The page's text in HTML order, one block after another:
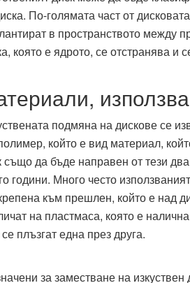
По-голямата част от
в пространството между
която е ядрото, се отстранява и
подмяна на дискове се
който е вид материал,
също да бъде направен от тези
години. Много често
към прешлен, който е над
на пластмаса, която е
плъзгат една през друга.
за заместване на